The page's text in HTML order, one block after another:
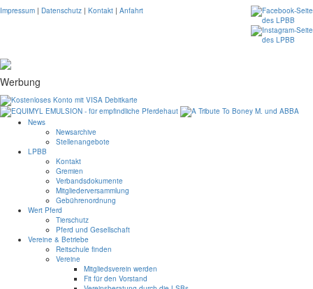
Impressum | Datenschutz | Kontakt | Anfahrt
Werbung
News
Newsarchive
Stellenangebote
LPBB
Kontakt
Gremien
Verbandsdokumente
Mitgliederversammlung
Gebührenordnung
Wert Pferd
Tierschutz
Pferd und Gesellschaft
Vereine & Betriebe
Reitschule finden
Vereine
Mitgliedsverein werden
Fit für den Vorstand